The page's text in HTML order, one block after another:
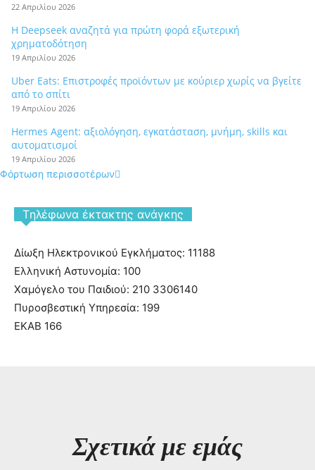
22 Απριλίου 2026
Η Deepseek αναζητά για πρώτη φορά εξωτερική
χρηματοδότηση
19 Απριλίου 2026
Uber Eats: Επιστροφές προϊόντων με κούριερ χωρίς να βγείτε
από το σπίτι
19 Απριλίου 2026
Hermes Agent: αξιολόγηση, εγκατάσταση, μνήμη, skills και
αυτοματισμοί
19 Απριλίου 2026
Φόρτωση περισσοτέρων
Tηλέφωνα έκτακτης ανάγκης
Δίωξη Ηλεκτρονικού Εγκλήματος: 11188
Ελληνική Αστυνομία: 100
Χαμόγελο του Παιδιού: 210 3306140
Πυροσβεστική Υπηρεσία: 199
ΕΚΑΒ 166
Σχετικά με εμάς